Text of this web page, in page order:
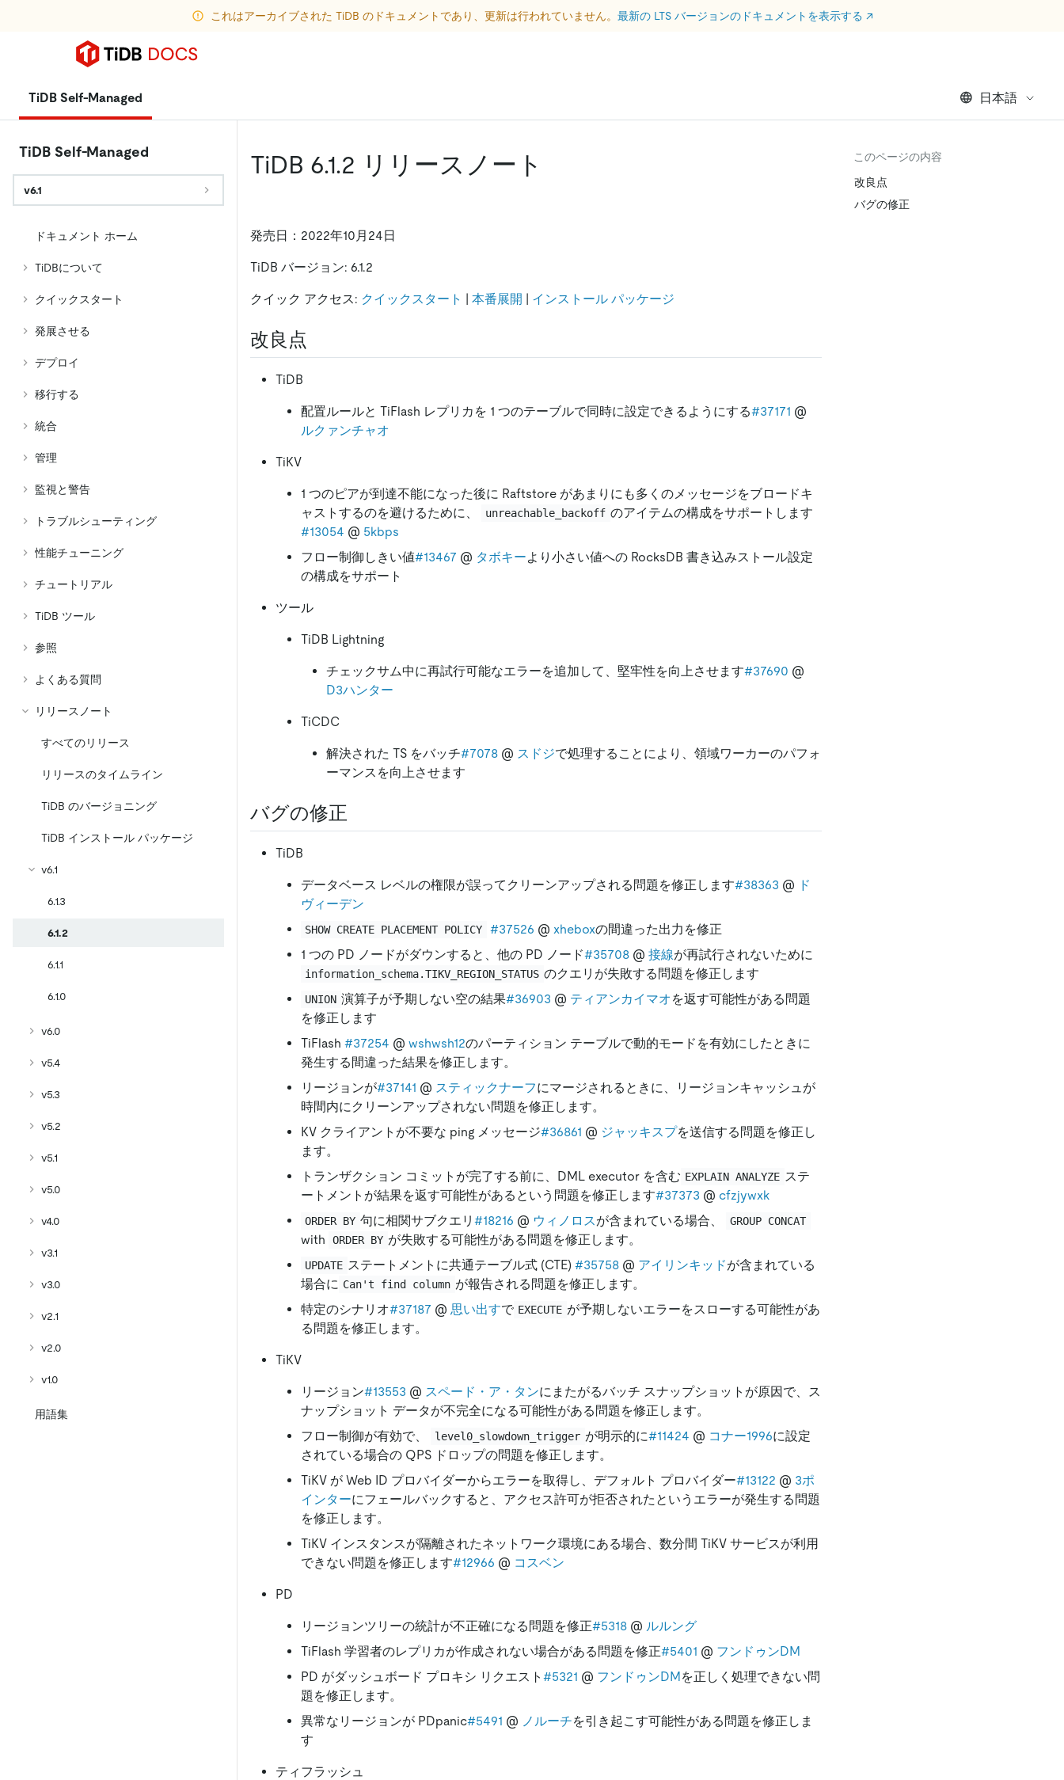
これはアーカイブされた TiDB のドキュメントであり、更新は行われていません。 最新の LTS バージョンのドキュメントを表示する ↗
TiDB Self-Managed 日本語
TiDB Self-Managed
v6.1
ドキュメント ホーム
TiDBについて
クイックスタート
発展させる
デプロイ
移行する
統合
管理
監視と警告
トラブルシューティング
性能チューニング
チュートリアル
TiDB ツール
参照
よくある質問
リリースノート
すべてのリリース
リリースのタイムライン
TiDB のバージョニング
TiDB インストール パッケージ
v6.1
6.1.3
6.1.2
6.1.1
6.1.0
v6.0
v5.4
v5.3
v5.2
v5.1
v5.0
v4.0
v3.1
v3.0
v2.1
v2.0
v1.0
用語集
TiDB 6.1.2 リリースノート
発売日：2022年10月24日
TiDB バージョン: 6.1.2
クイック アクセス: クイックスタート | 本番展開 | インストール パッケージ
改良点
TiDB
配置ルールと TiFlash レプリカを 1 つのテーブルで同時に設定できるようにする#37171 @
ルクァンチャオ
TiKV
1 つのピアが到達不能になった後に Raftstore があまりにも多くのメッセージをブロードキ
ャストするのを避けるために、
unreachable_backoff のアイテムの構成をサポートします
#13054 @ 5kbps
フロー制御しきい値#13467 @ タボキーより小さい値への RocksDB 書き込みストール設定
の構成をサポート
ツール
TiDB Lightning
チェックサム中に再試行可能なエラーを追加して、堅牢性を向上させます#37690 @
D3ハンター
TiCDC
解決された TS をバッチ#7078 @ スドジで処理することにより、領域ワーカーのパフォ
ーマンスを向上させます
バグの修正
TiDB
データベース レベルの権限が誤ってクリーンアップされる問題を修正します#38363 @ ド
ヴィーデン
SHOW CREATE PLACEMENT POLICY #37526 @ xheboxの間違った出力を修正
1 つの PD ノードがダウンすると、他の PD ノード#35708 @ 接線が再試行されないために
information_schema.TIKV_REGION_STATUS のクエリが失敗する問題を修正します
UNION 演算子が予期しない空の結果#36903 @ ティアンカイマオを返す可能性がある問題
を修正します
TiFlash #37254 @ wshwsh12のパーティション テーブルで動的モードを有効にしたときに
発生する間違った結果を修正します。
リージョンが#37141 @ スティックナーフにマージされるときに、リージョンキャッシュが
時間内にクリーンアップされない問題を修正します。
KV クライアントが不要な ping メッセージ#36861 @ ジャッキスプを送信する問題を修正し
ます。
トランザクション コミットが完了する前に、DML executor を含む EXPLAIN ANALYZE ステ
ートメントが結果を返す可能性があるという問題を修正します#37373 @ cfzjywxk
ORDER BY 句に相関サブクエリ #18216 @ ウィノロスが含まれている場合、 GROUP CONCAT
with ORDER BY が失敗する可能性がある問題を修正します。
UPDATE ステートメントに共通テーブル式 (CTE) #35758@ アイリンキッドが含まれている
場合に Can't find column が報告される問題を修正します。
特定のシナリオ#37187 @ 思い出すで EXECUTE が予期しないエラーをスローする可能性があ
る問題を修正します。
TiKV
リージョン#13553 @ スペード・ア・タンにまたがるバッチ スナップショットが原因で、ス
ナップショット データが不完全になる可能性がある問題を修正します。
フロー制御が有効で、
level0_slowdown_trigger が明示的に#11424 @ コナー1996に設定
されている場合の QPS ドロップの問題を修正します。
TiKV が Web ID プロバイダーからエラーを取得し、デフォルト プロバイダー#13122 @ 3ポ
インターにフェールバックすると、アクセス許可が拒否されたというエラーが発生する問題
を修正します。
TiKV インスタンスが隔離されたネットワーク環境にある場合、数分間 TiKV サービスが利用
できない問題を修正します#12966 @ コスベン
PD
リージョンツリーの統計が不正確になる問題を修正#5318 @ ルルング
TiFlash 学習者のレプリカが作成されない場合がある問題を修正#5401 @ フンドゥンDM
PD がダッシュボード プロキシ リクエスト #5321 @ フンドゥンDMを正しく処理できない問
題を修正します。
異常なリージョンが PDpanic#5491 @ ノルーチを引き起こす可能性がある問題を修正しま
す
ティフラッシュ
このページの内容
改良点
バグの修正